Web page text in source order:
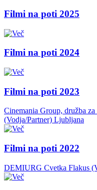
Filmi na poti 2025
Filmi na poti 2024
Filmi na poti 2023
Cinemania Group, družba
(Vodja/Partner) Ljubljana
Filmi na poti 2022
DEMIURG Cvetka Flakus